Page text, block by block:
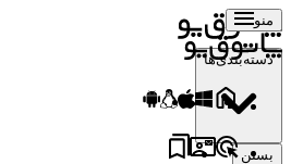
منو
دسته‌بندی‌ها
بستن